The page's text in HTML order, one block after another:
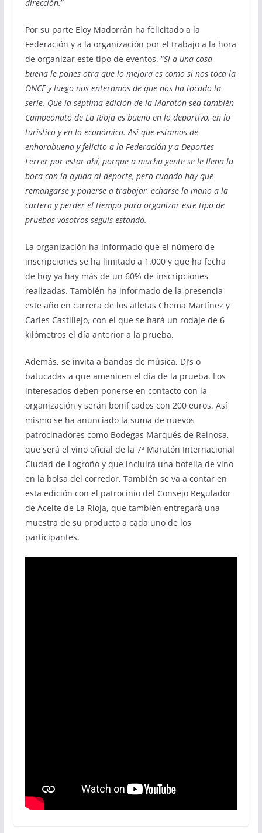
dirección.”
Por su parte Eloy Madorrán ha felicitado a la
Federación y a la organización por el trabajo a la hora
de organizar este tipo de eventos. “Si a una cosa
buena le pones otra que lo mejora es como si nos toca la
ONCE y luego nos enteramos de que nos ha tocado la
serie. Que la séptima edición de la Maratón sea también
Campeonato de La Rioja es bueno en lo deportivo, en lo
turístico y en lo económico. Así que estamos de
enhorabuena y felicito a la Federación y a Deportes
Ferrer por estar ahí, porque a mucha gente se le llena la
boca con la ayuda al deporte, pero cuando hay que
remangarse y ponerse a trabajar, echarse la mano a la
cartera y perder el tiempo para organizar este tipo de
pruebas vosotros seguís estando.
La organización ha informado que el número de
inscripciones se ha limitado a 1.000 y que ha fecha
de hoy ya hay más de un 60% de inscripciones
realizadas. También ha informado de la presencia
este año en carrera de los atletas Chema Martínez y
Carles Castillejo, con el que se hará un rodaje de 6
kilómetros el día anterior a la prueba.
Además, se invita a bandas de música, DJ’s o
batucadas a que amenicen el día de la prueba. Los
interesados deben ponerse en contacto con la
organización y serán bonificados con 200 euros. Así
mismo se ha anunciado la suma de nuevos
patrocinadores como Bodegas Marqués de Reinosa,
que será el vino oficial de la 7ª Maratón Internacional
Ciudad de Logroño y que incluirá una botella de vino
en la bolsa del corredor. También se va a contar en
esta edición con el patrocinio del Consejo Regulador
de Aceite de La Rioja, que también entregará una
muestra de su producto a cada uno de los
participantes.